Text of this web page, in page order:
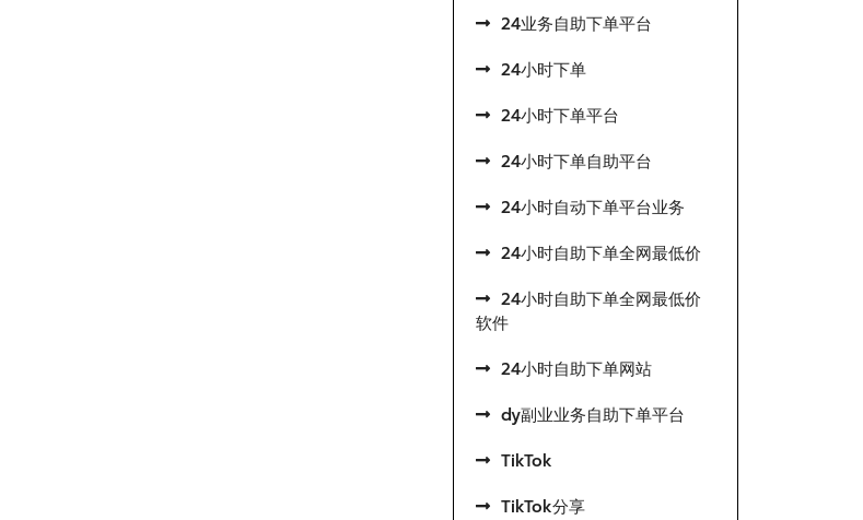
24业务自助下单平台
24小时下单
24小时下单平台
24小时下单自助平台
24小时自动下单平台业务
24小时自助下单全网最低价
24小时自助下单全网最低价
软件
24小时自助下单网站
dy副业业务自助下单平台
TikTok
TikTok分享